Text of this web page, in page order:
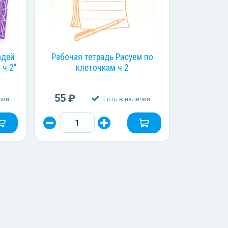
ч.2"
Рабочая тетрадь Рисуем по
клеточкам ч.2
55 ₽ Есть в наличии